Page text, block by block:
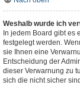
Weshalb wurde ich
In jedem Board gibt es
festgelegt werden.
sie Ihnen eine
Entscheidung der
dieser Verwarnung zu
sich die nicht sicher